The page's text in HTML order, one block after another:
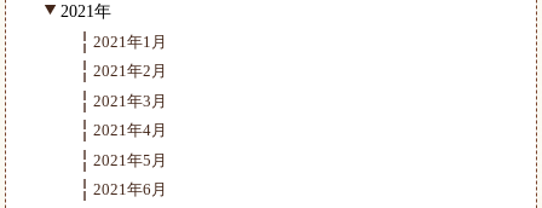
2021年
2021年1月
2021年2月
2021年3月
2021年4月
2021年5月
2021年6月